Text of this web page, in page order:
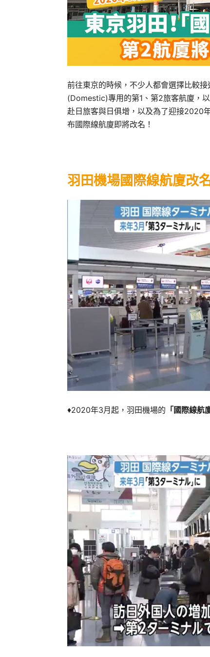
前往東京的時候，不少人都會選擇比較
(Domestic)專用的第1、第2旅客航廈，
赴日旅客與日俱增，以及為了迎接2020
布國際線航廈即將改名！
羽田機場國際線航廈改
♦2020年3月起，羽田機場的 「國際線航